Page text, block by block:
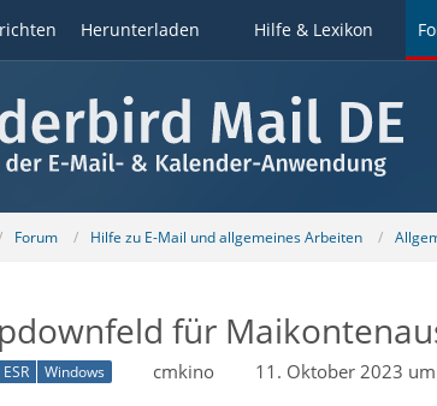
Herunterladen Hilfe & Lexikon
Forum Hilfe zu E-Mail und allgemeines Arbeiten
für
Windows cmkino 11. Oktober 2023